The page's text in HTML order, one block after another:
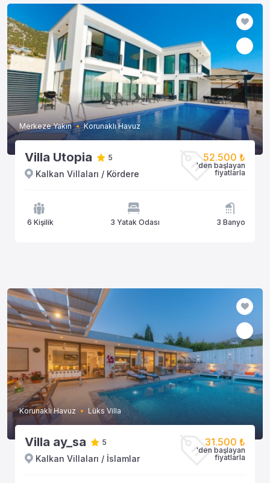
Merkeze Yakın Korunaklı Havuz
Villa Utopia 5
Kalkan Villaları / Kördere
52.500 ₺
'den başlayan
fiyatlarla
6 Kişilik 3 Yatak Odası 3 Banyo
Korunaklı Havuz Lüks Villa
Villa ay_sa 5
Kalkan Villaları / İslamlar
31.500 ₺
'den başlayan
fiyatlarla